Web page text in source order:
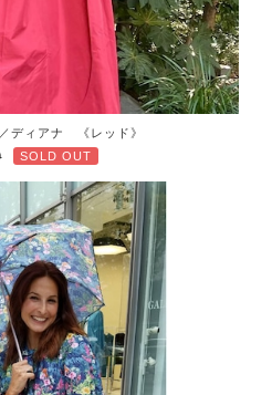
ディアナ 《レッド》
SOLD OUT